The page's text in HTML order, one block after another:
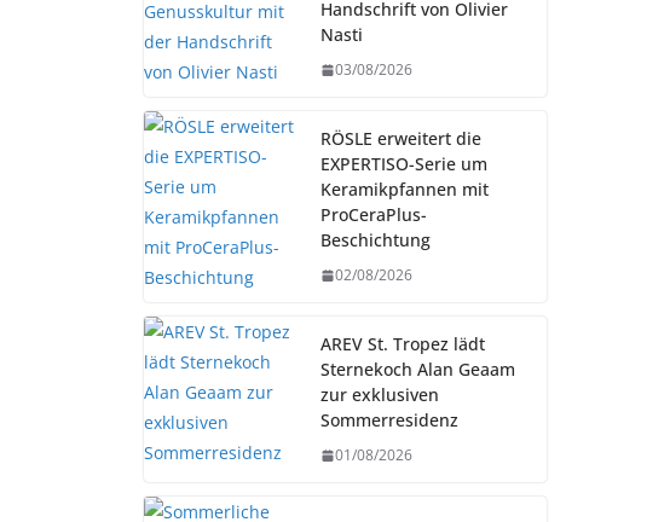
Handschrift von Olivier
Nasti
03/08/2026
RÖSLE erweitert die
EXPERTISO-Serie um
Keramikpfannen mit
ProCeraPlus-
Beschichtung
02/08/2026
AREV St. Tropez lädt
Sternekoch Alan Geaam
zur exklusiven
Sommerresidenz
01/08/2026